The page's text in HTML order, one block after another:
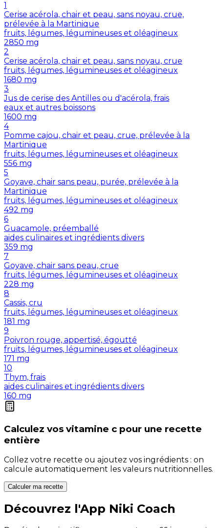
1
Cerise acérola, chair et peau, sans noyau, crue,
prélevée à la Martinique
fruits, légumes, légumineuses et oléagineux
2850 mg
2
Cerise acérola, chair et peau, sans noyau, crue
fruits, légumes, légumineuses et oléagineux
1680 mg
3
Jus de cerise des Antilles ou d'acérola, frais
eaux et autres boissons
1600 mg
4
Pomme cajou, chair et peau, crue, prélevée à la
Martinique
fruits, légumes, légumineuses et oléagineux
556 mg
5
Goyave, chair sans peau, purée, prélevée à la
Martinique
fruits, légumes, légumineuses et oléagineux
492 mg
6
Guacamole, préemballé
aides culinaires et ingrédients divers
359 mg
7
Goyave, chair sans peau, crue
fruits, légumes, légumineuses et oléagineux
228 mg
8
Cassis, cru
fruits, légumes, légumineuses et oléagineux
181 mg
9
Poivron rouge, appertisé, égoutté
fruits, légumes, légumineuses et oléagineux
171 mg
10
Thym, frais
aides culinaires et ingrédients divers
160 mg
Calculez vos vitamine c pour une recette
entière
Collez votre recette ou ajoutez vos ingrédients : on
calcule automatiquement les valeurs nutritionnelles.
Calculer ma recette
Découvrez l'App Niki Coach